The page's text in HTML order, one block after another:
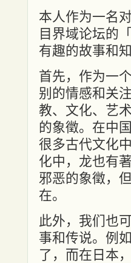
本人作为一名
目界域论坛的
有趣的故事和
首先，作为一
别的情感和关
教、文化、艺
的象徵。在中
很多古代文化
化中，龙也有
邪恶的象徵，
在。
此外，我们也
事和传说。例
了，而在日本